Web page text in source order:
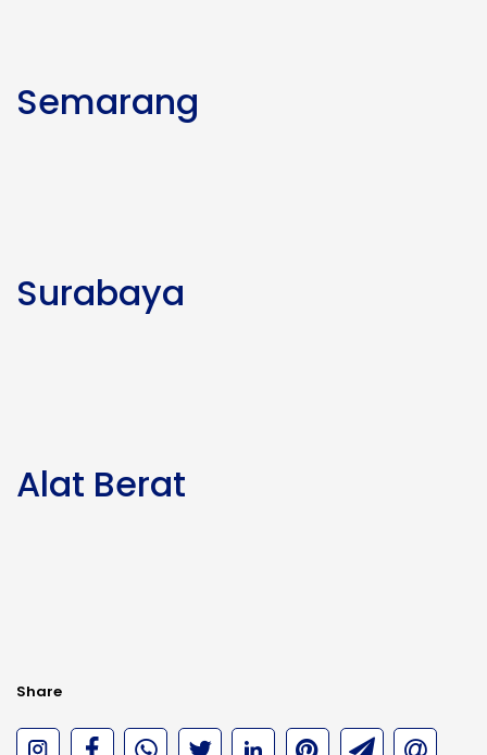
Semarang
Surabaya
Alat Berat
Share